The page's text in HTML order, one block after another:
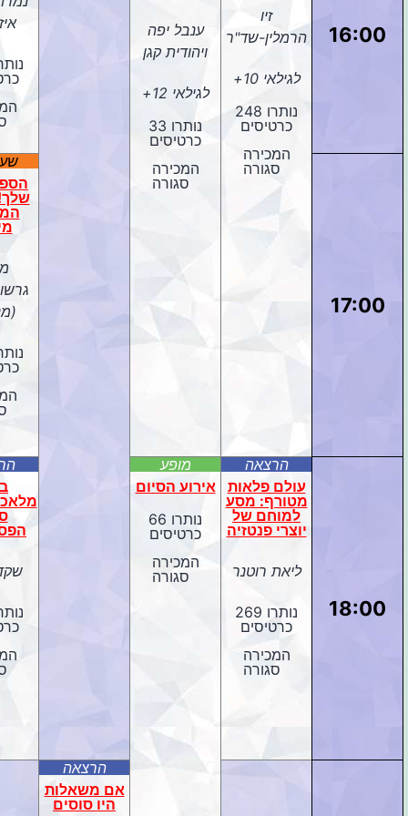
16:00
זיו
הרמלין-שד"ר
לגילאי 10+
נותרו 248
כרטיסים
המכירה
סגורה
ענבל יפה
ויהודית קגן
לגילאי 12+
נותרו 33
כרטיסים
המכירה
סגורה
17:00
18:00
הרצאה
עולם פלאות
מטורף: מסע
למוחם של
יוצרי פנטזיה
ליאת רוטנר
נותרו 269
כרטיסים
המכירה
סגורה
מופע
אירוע הסיום
נותרו 66
כרטיסים
המכירה
סגורה
הרצאה
אם משאלות
היו סוסים